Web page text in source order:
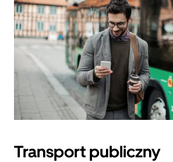
Transport publiczny